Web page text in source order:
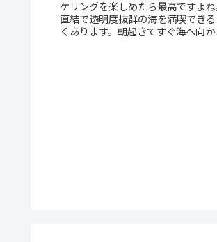
ケリングを楽しめたら最高ですよ
直結で透明度抜群の海を満喫でき
くあります。朝起きてすぐ海へ向